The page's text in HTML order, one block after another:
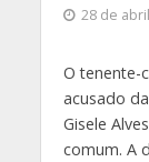
28 de
O tenente-
acusado
Gisele
comum. A